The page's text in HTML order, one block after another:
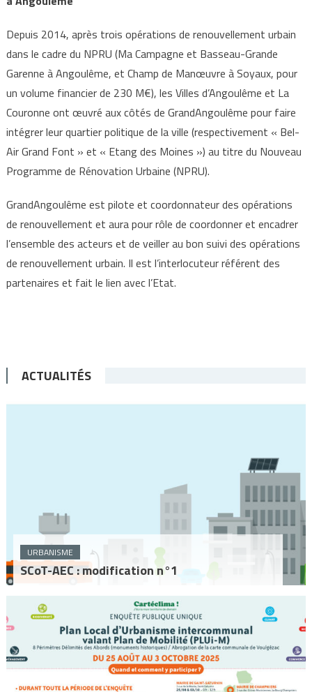
Depuis 2014, après trois opérations de renouvellement urbain
dans le cadre du NPRU (Ma Campagne et Basseau-Grande
Garenne à Angoulême, et Champ de Manœuvre à Soyaux, pour
un volume financier de 230 M€), les Villes d’Angoulême et La
Couronne ont œuvré aux côtés de GrandAngoulême pour faire
intégrer leur quartier politique de la ville (respectivement « Bel-
Air Grand Font » et « Etang des Moines ») au titre du Nouveau
Programme de Rénovation Urbaine (NPRU).
GrandAngoulême est pilote et coordonnateur des opérations
de renouvellement et aura pour rôle de coordonner et encadrer
l’ensemble des acteurs et de veiller au bon suivi des opérations
de renouvellement urbain. Il est l’interlocuteur référent des
partenaires et fait le lien avec l’Etat.
ACTUALITÉS
URBANISME
SCoT-AEC : modification n°1